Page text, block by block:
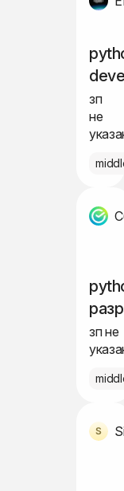
зп
не
зп не